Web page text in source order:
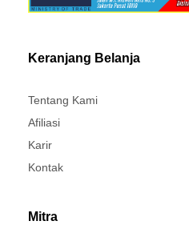
Keranjang Belanja
Tentang Kami
Afiliasi
Karir
Kontak
Mitra